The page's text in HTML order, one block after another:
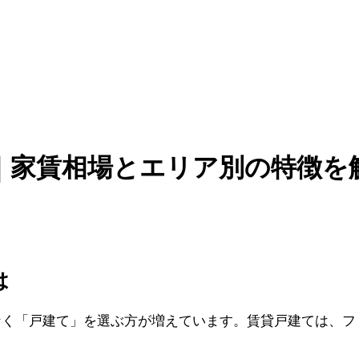
賃相場とエリア別の特徴を
「戸建て」を選ぶ方が増えています。賃貸戸建ては、